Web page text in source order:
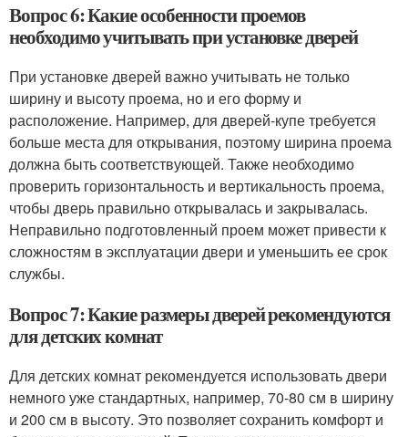
Вопрос 6: Какие особенности проемов
необходимо учитывать при установке дверей
При установке дверей важно учитывать не только
ширину и высоту проема, но и его форму и
расположение. Например, для дверей-купе требуется
больше места для открывания, поэтому ширина проема
должна быть соответствующей. Также необходимо
проверить горизонтальность и вертикальность проема,
чтобы дверь правильно открывалась и закрывалась.
Неправильно подготовленный проем может привести к
сложностям в эксплуатации двери и уменьшить ее срок
службы.
Вопрос 7: Какие размеры дверей рекомендуются
для детских комнат
Для детских комнат рекомендуется использовать двери
немного уже стандартных, например, 70-80 см в ширину
и 200 см в высоту. Это позволяет сохранить комфорт и